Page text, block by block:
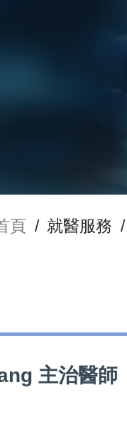
頁 / 就醫服務 /
主治醫師